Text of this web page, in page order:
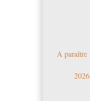
A paraître
2026